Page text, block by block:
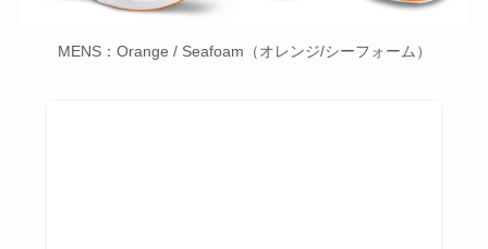
MENS：Orange / Seafoam（オレンジ/シーフォーム）